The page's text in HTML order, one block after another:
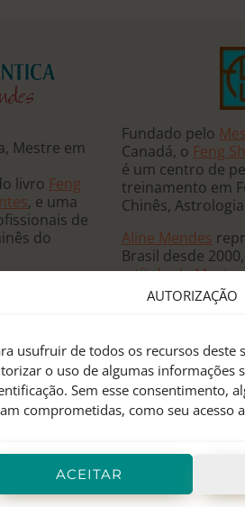
AUTORIZAÇÃO
usufruir de todos os recursos deste
o uso de algumas informações
Sem esse consentimento,
comprometidas, como seu acesso
ACEITAR
Mestre em
livro Feng
, e uma
de
do
e ministra
de
anos
residências
mundo.
Fundado pelo
Canadá, o Feng
é um centro de
treinamento em
Chinês,
Aline Mendes
Brasil desde
otítulo de Mestre
a únicaMentora
língua portuguesa.